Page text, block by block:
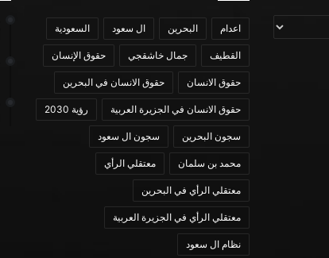
اعدام البحرين ال سعود السعودية
القطيف جمال خاشقجي حقوق الإنسان
حقوق الانسان حقوق الانسان في البحرين
حقوق الانسان في الجزيرة العربية رؤية 2030
سجون البحرين سجون ال سعود
محمد بن سلمان معتقلي الرأي
معتقلي الرأي في البحرين
معتقلي الرأي في الجزيرة العربية
نظام ال سعود